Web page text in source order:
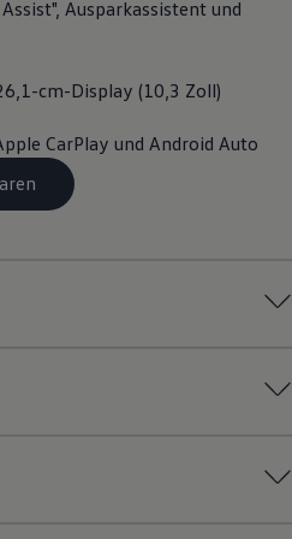
Ausparkassistent und
cm-Display (10,3 Zoll)
CarPlay und Android Auto